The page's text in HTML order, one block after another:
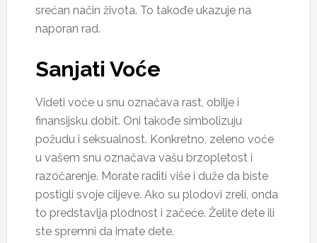
srećan način života. To takođe ukazuje na
naporan rad.
Sanjati Voće
Videti voće u snu označava rast, obilje i
finansijsku dobit. Oni takođe simbolizuju
požudu i seksualnost. Konkretno, zeleno voće
u vašem snu označava vašu brzopletost i
razočarenje. Morate raditi više i duže da biste
postigli svoje ciljeve. Ako su plodovi zreli, onda
to predstavlja plodnost i začeće. Želite dete ili
ste spremni da imate dete.